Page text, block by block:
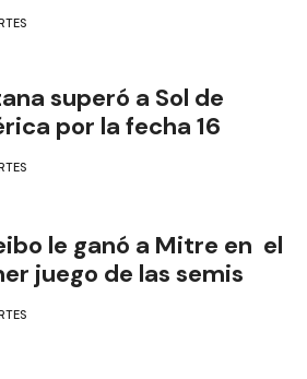
superó a Sol de
por la fecha 16
le ganó a Mitre en el
juego de las semis